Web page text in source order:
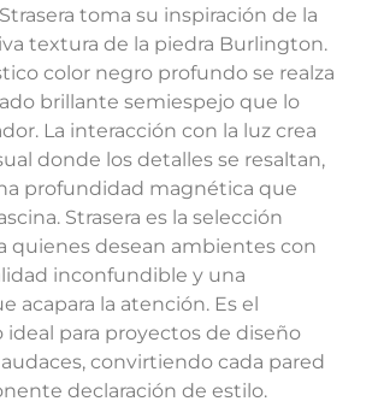
toma su inspiración de la
textura de la piedra Burlington.
color negro profundo se realza
brillante semiespejo que lo
La interacción con la luz crea
donde los detalles se resaltan,
profundidad magnética que
Strasera es la selección
quienes desean ambientes con
inconfundible y una
acapara la atención. Es el
para proyectos de diseño
convirtiendo cada pared
declaración de estilo.